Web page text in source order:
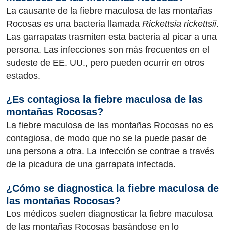
La causante de la fiebre maculosa de las montañas
Rocosas es una bacteria llamada Rickettsia rickettsii.
Las garrapatas trasmiten esta bacteria al picar a una
persona. Las infecciones son más frecuentes en el
sudeste de EE. UU., pero pueden ocurrir en otros
estados.
¿Es contagiosa la fiebre maculosa de las
montañas Rocosas?
La fiebre maculosa de las montañas Rocosas no es
contagiosa, de modo que no se la puede pasar de
una persona a otra. La infección se contrae a través
de la picadura de una garrapata infectada.
¿Cómo se diagnostica la fiebre maculosa de
las montañas Rocosas?
Los médicos suelen diagnosticar la fiebre maculosa
de las montañas Rocosas basándose en lo